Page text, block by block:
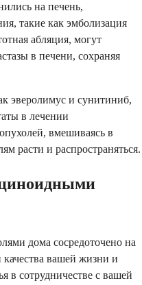
на печень,
такие как эмболизация
абляция, могут
в печени, сохраняя
эверолимус и сунитиниб,
в лечении
вмешиваясь в
расти и распространяться.
дома сосредоточено на
вашей жизни и
в сотрудничестве с вашей